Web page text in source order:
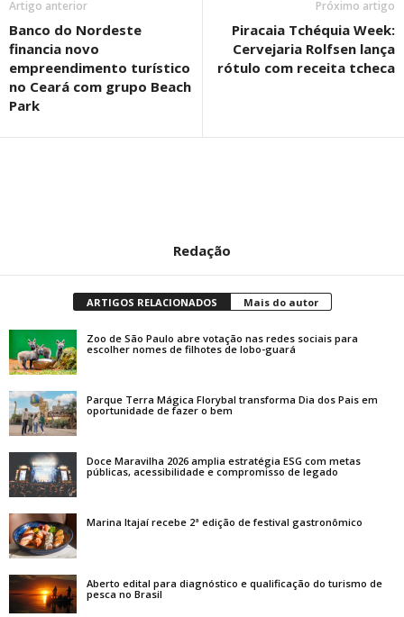
Artigo anterior
Banco do Nordeste
financia novo
empreendimento turístico
no Ceará com grupo Beach
Park
Próximo artigo
Piracaia Tchéquia Week:
Cervejaria Rolfsen lança
rótulo com receita tcheca
Redação
ARTIGOS RELACIONADOS Mais do autor
Zoo de São Paulo abre votação nas redes sociais para
escolher nomes de filhotes de lobo-guará
Parque Terra Mágica Florybal transforma Dia dos Pais em
oportunidade de fazer o bem
Doce Maravilha 2026 amplia estratégia ESG com metas
públicas, acessibilidade e compromisso de legado
Marina Itajaí recebe 2ª edição de festival gastronômico
Aberto edital para diagnóstico e qualificação do turismo de
pesca no Brasil